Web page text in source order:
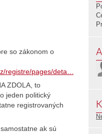
so zákonom o
registre/pages/deta…
ZDOLA, to
jeden politický
registrovaných
ak sú